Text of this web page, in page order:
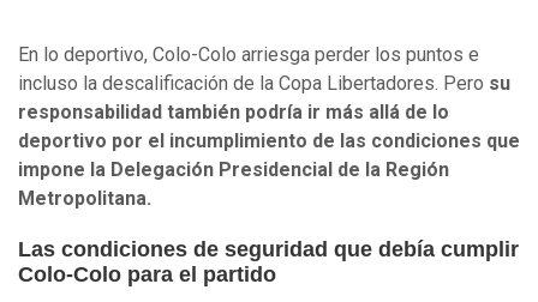
En lo deportivo, Colo-Colo arriesga perder los puntos e
incluso la descalificación de la Copa Libertadores. Pero su
responsabilidad también podría ir más allá de lo
deportivo por el incumplimiento de las condiciones que
impone la Delegación Presidencial de la Región
Metropolitana.
Las condiciones de seguridad que debía cumplir
Colo-Colo para el partido